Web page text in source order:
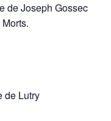
de Joseph Gossec
de Lutry